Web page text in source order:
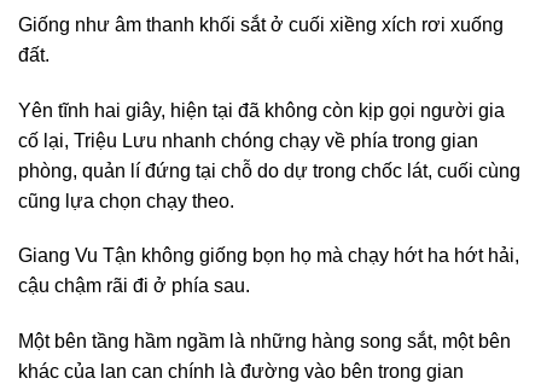
Giống như âm thanh khối sắt ở cuối xiềng xích rơi xuống
đất.
Yên tĩnh hai giây, hiện tại đã không còn kịp gọi người gia
cố lại, Triệu Lưu nhanh chóng chạy về phía trong gian
phòng, quản lí đứng tại chỗ do dự trong chốc lát, cuối cùng
cũng lựa chọn chạy theo.
Giang Vu Tận không giống bọn họ mà chạy hớt ha hớt hải,
cậu chậm rãi đi ở phía sau.
Một bên tầng hầm ngầm là những hàng song sắt, một bên
khác của lan can chính là đường vào bên trong gian